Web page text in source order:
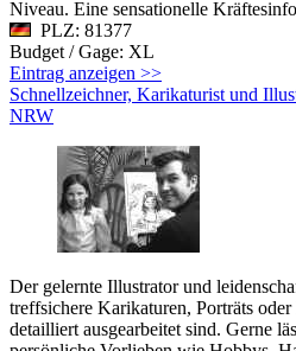
Niveau. Eine sensationelle
PLZ: 81377
Budget / Gage: XL
Eintrag anzeigen >>
Schnellzeichner, Karikaturist und
NRW
Der gelernte Illustrator und
treffsichere Karikaturen, Porträts
detailliert ausgearbeitet sind. Gerne